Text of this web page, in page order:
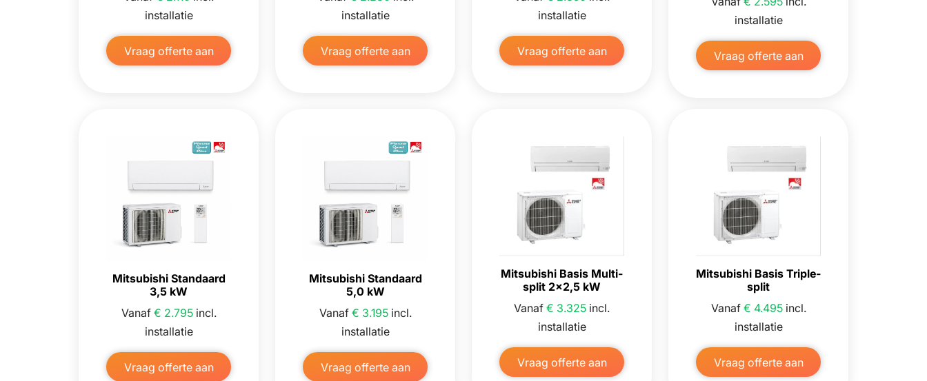
installatie
Vraag offerte aan
installatie
Vraag offerte aan
installatie
Vraag offerte aan
installatie
Vraag offerte aan
Mitsubishi Standaard
3,5 kW
Vanaf € 2.795incl.
installatie
Vraag offerte aan
Mitsubishi Standaard
5,0 kW
Vanaf € 3.195incl.
installatie
Vraag offerte aan
Mitsubishi Basis Multi-
split 2×2,5 kW
Vanaf € 3.325 incl.
installatie
Vraag offerte aan
Mitsubishi Basis Triple-
split
Vanaf € 4.495incl.
installatie
Vraag offerte aan